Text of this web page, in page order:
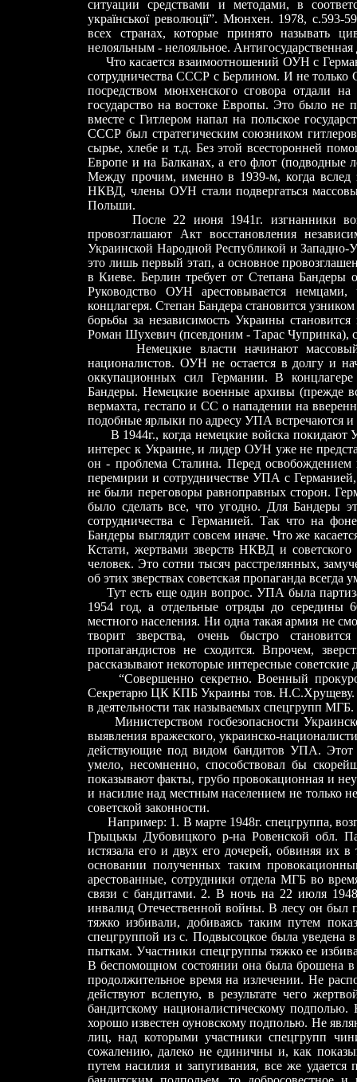
ситуации средствами и методами, в
української революції”. Мюнхен. 1978,
всех странах, которые принято называть
нелояльным - нелояльное. Антигосударственная
Что касается взаимоотношений ОУН с
сотрудничества СССР с Берлином. И не
посредством мюнхенского сговора отдали на
государство на востоке Европы. Это было не
вместе с Гитлером напал на польское
СССР был стратегическим союзником
сырье, хлебе и т.д. Без этой всесторонней
Европе и на Балканах, а его флот (подводные
Между прочим, именно в 1939-м, когда
НКВД, члены ОУН стали подвергаться
Польши.
После 22 июня 1941г. изгнанники
провозглашают Акт восстановления
Украинской Народной Республикой и
это лишь первый этап, а основное
в Киеве. Берлин требует от Степана Бандеры
Руководство ОУН арестовывается немцами,
концлагеря. Степан Бандера становится
борьбы за независимость Украины
Роман Шухевич (псевдоним - Тарас Чупринка),
Немецкие власти начинают массовый
националистов. ОУН не остается в долгу и
оккупационных сил Германии. В
Бандеры. Немецкие военные архивы (прежде
вермахта, гестапо и СС о нападении на
подобные ярлыки по адресу УПА встречаются
В 1944г., когда немецкие войска покидают
интерес к Украине, и лидер ОУН уже не
он - проблема Сталина. Перед
перемирии и сотрудничестве УПА с
не были переговоры равноправных сторон.
было сделать все, что угодно. Для Бандеры
сотрудничества с Германией. Так что на
Бандеры выглядит совсем иначе. Что же
Кстати, жертвами зверств НКВД и
человек. Это сотни тысяч расстрелянных,
об этих зверствах советская пропаганда всегда
Тут есть еще один вопрос. УПА была
1954 год, а отдельные отряды до середины
местного населения. Ни одна такая армия не
творит зверства, очень быстро
пропагандистов не сходится. Впрочем,
рассказывают некоторые интересные
“Совершенно секретно. Военный
Секретарю ЦК КПБ Украины тов. Н.С.Хрущеву.
в деятельности так называемых спецгрупп МГБ.
Министерством госбезопасности
выявления вражеского, украинско-
действующие под видом бандитов УПА. Этот
умело, несомненно, способствовал бы
показывают факты, грубо провокационная и
и насилие над местным населением не только
советской законности.
Например: 1. В марте 1948г. спецгруппа,
Грыцькы Дубовицкого р-на Ровенской обл.
истязала его и двух его дочерей, обвиняя
основании полученных таким
арестованные, сотрудники отдела МГБ во
связи с бандитами. 2. В ночь на 22 июля
инвалид Отечественной войны. В лесу он был
тяжко избивали, добиваясь таким путем
спецгруппой из с. Подвысоцкое была уведена
пыткам. Участники спецгруппы тяжко ее
В беспомощном состоянии она была брошена в
продолжительное время на излечении. Не
действуют вслепую, в результате чего
бандитскому националистическому
хорошо известен оуновскому подполью. Не
лиц, над которыми участники спецгрупп
сожалению, далеко не единичны и, как
путем насилия и запугивания, все же удается